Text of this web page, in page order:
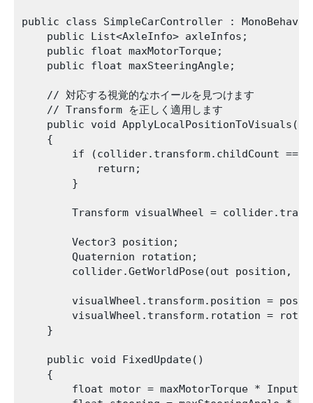
public class SimpleCarController :
    public List<AxleInfo> axleInfos;
    public float maxMotorTorque;
    public float maxSteeringAngle;
    // 対応する視覚的なホイールを見つけます
    // Transform を正しく適用します
public void
    {
if (collider.transform.childCount ==
            return;
        }
Transform visualWheel =
        Vector3 position;
        Quaternion rotation;
collider.GetWorldPose(out position,
visualWheel.transform.position =
visualWheel.transform.rotation =
    }
    public void FixedUpdate()
    {
float motor = maxMotorTorque *